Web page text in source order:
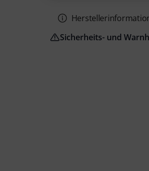
Sicherheits- und